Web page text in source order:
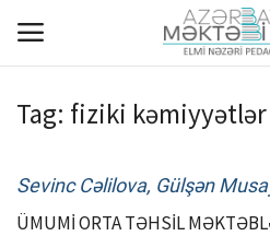
Tag: fiziki kəmiyyətlər
Sevinc Cəlilova, Gülşən
ÜMUMİ ORTA TƏHSİL